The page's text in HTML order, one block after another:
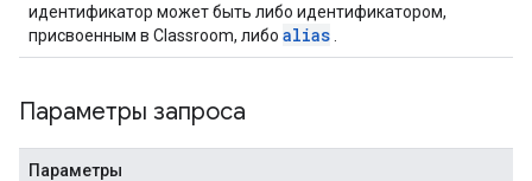
идентификатор может быть либо идентификатором,
присвоенным в Classroom, либо alias
Параметры запроса
Параметры